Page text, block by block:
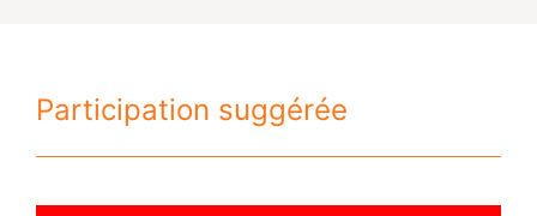
Participation suggérée